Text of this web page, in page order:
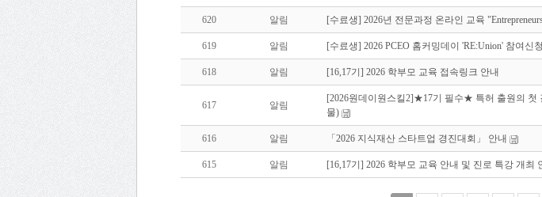
620 알림 [수료생] 2026년 전문과정 온라인 교육
619 알림 [수료생] 2026 PCEO 홈커밍데이 'RE:Union' 참여신청
618 알림 [16,17기] 2026 학부모 교육 접속링크 안내
617 알림
[2026원데이원스킬2]★17기 필수★ 특허 출원의 첫
물)
616 알림 「2026 지식재산 스타트업 경진대회」 안내
615 알림 [16,17기] 2026 학부모 교육 안내 및 진로 특강 개최